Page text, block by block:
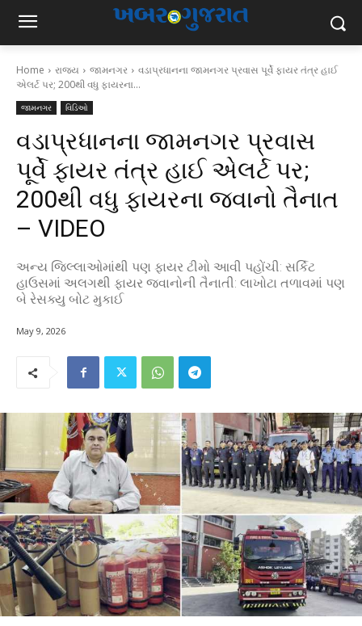
Home રાજ્ય જામનગર
વડાપ્રધાનના જામનગર પ્રવાસ પૂર્વે ફાયર તંત્ર હાઈ
એલર્ટ પર; 200થી વધુ ફાયરના...
જામનગર વિડિઓ
વડાપ્રધાનના જામનગર પ્રવાસ
પૂર્વે ફાયર તંત્ર હાઈ એલર્ટ પર;
200થી વધુ ફાયરના જવાનો તૈનાત
– VIDEO
અન્ય જિલ્લાઓમાંથી પણ ફાયર ટીમો આવી પહોંચી: સર્કિટ
હાઉસમાં અલગથી ફાયર જવાનોની તૈનાતી: લાખોટા તળાવમાં પણ
બે રેસક્યુ બોટ મુકાઈ
May 9, 2026